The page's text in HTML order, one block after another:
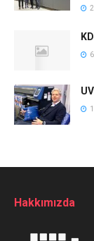
Hakkımızda